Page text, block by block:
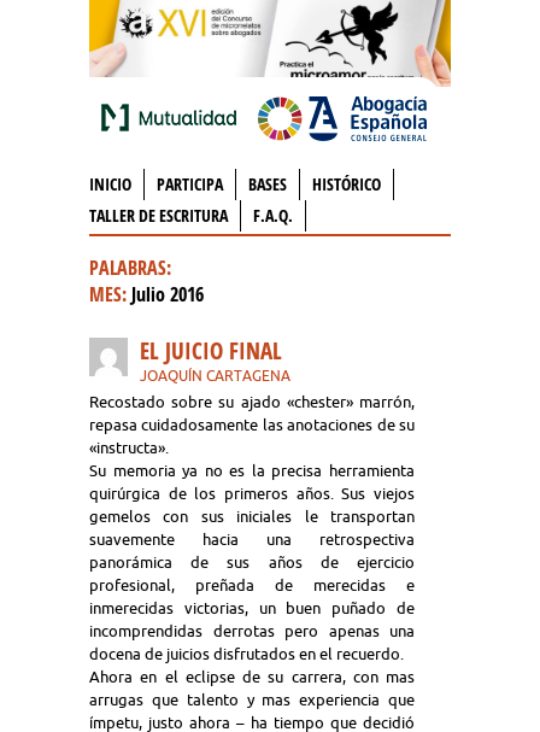
INICIO PARTICIPA BASES
HISTÓRICO
TALLER DE ESCRITURA
F.A.Q.
PALABRAS:
MES: Julio 2016
EL JUICIO FINAL
JOAQUÍN CARTAGENA
Recostado sobre su ajado «chester» marrón,
repasa cuidadosamente las anotaciones de su
«instructa».
Su memoria ya no es la precisa herramienta
quirúrgica de los primeros años. Sus viejos
gemelos con sus iniciales le transportan
suavemente hacia una retrospectiva
panorámica de sus años de ejercicio
profesional, preñada de merecidas e
inmerecidas victorias, un buen puñado de
incomprendidas derrotas pero apenas una
docena de juicios disfrutados en el recuerdo.
Ahora en el eclipse de su carrera, con mas
arrugas que talento y mas experiencia que
ímpetu, justo ahora – ha tiempo que decidió